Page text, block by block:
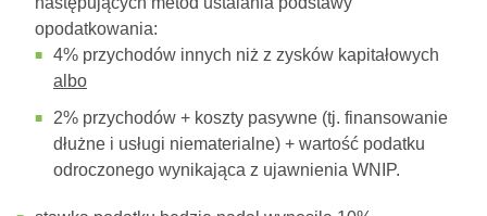
opodatkowania:
4% przychodów innych niż z zysków kapitałowych
albo
2% przychodów + koszty pasywne (tj. finansowanie
dłużne i usługi niematerialne) + wartość podatku
odroczonego wynikająca z ujawnienia WNIP.